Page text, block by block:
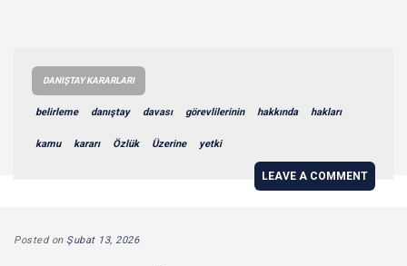
DANIŞTAY KARARLARI
belirleme danıştay davası görevlilerinin hakkında hakları
kamu kararı Özlük Üzerine yetki
LEAVE A COMMENT
Posted on Şubat 13, 2026